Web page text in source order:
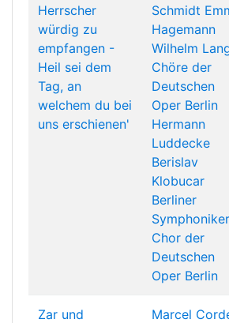
Herrscher
würdig zu
empfangen -
Heil sei dem
Tag, an
welchem du bei
uns erschienen'
Schmidt
Hagemann
Wilhelm
Chöre der
Deutschen
Oper Berlin
Hermann
Luddecke
Berislav
Klobucar
Berliner
Symphoniker
Chor der
Deutschen
Oper Berlin
Zar und
Marcel